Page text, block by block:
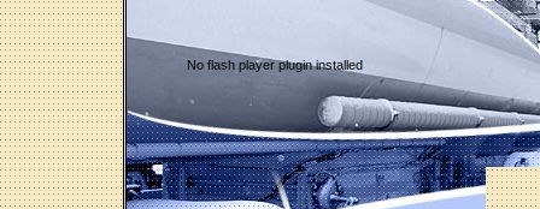
No flash player plugin installed